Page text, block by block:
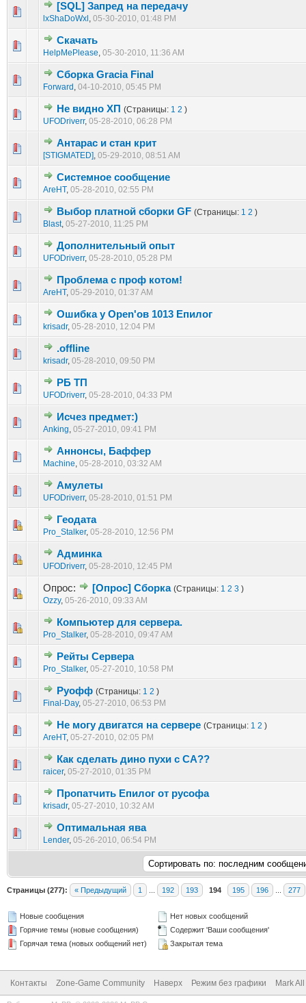
[SQL] Запред на передачу
lxShaDoWxl , 05-30-2010, 01:48 PM
1 голос(ов) - 1 из 5 в среднем
123 45
Скачать
HelpMePlease, 05-30-2010, 11:36 AM
1 голос(ов) - 1 из 5 в среднем
Сборка Gracia Final
Forward , 04-10-2010, 05:45 PM
1 голос(ов) - 1 из 5 в среднем
1 2 345
Не видно ХП (Страницы: 1 2 )
UFODriverr, 05-28-2010, 06:28 PM
1 голос(ов) - 1 из 5 в среднем
12 345
Антарас и стан крит
[STIGMATED], 05-29-2010, 08:51 AM
1 голос(ов) - 1 из 5 в среднем
12 345
Системное сообщение
AreHT, 05-28-2010, 02:55 PM
1 голос(ов) - 1 из 5 в среднем
12345
Выбор платной сборки GF (Страницы: 1 2 )
Blast, 05-27-2010, 11:25 PM
1 голос(ов) - 1 из 5 в среднем
12345
Дополнительный опыт
UFODriverr, 05-28-2010, 05:28 PM
1 голос(ов) - 1 из 5 в среднем
12345
Проблема с проф котом!
AreHT, 05-29-2010, 01:37 AM
1 голос(ов) - 1 из 5 в среднем
12345
Ошибка у Open'ов 1013 Епилог
krisadr, 05-28-2010, 12:04 PM
1 голос(ов) - 1 из 5 в среднем
12 345
.offline
krisadr, 05-28-2010, 09:50 PM
1 голос(ов) - 1 из 5 в среднем
РБ ТП
UFODriverr, 05-28-2010, 04:33 PM
1 голос(ов) - 1 из 5 в среднем
Исчез предмет:)
Anking, 05-27-2010, 09:41 PM
1 голос(ов) - 1 из 5 в среднем
123
Аннонсы, Баффер
Machine, 05-28-2010, 03:32 AM
1 голос(ов) - 1 из 5 в среднем
12345
Амулеты
UFODriverr, 05-28-2010, 01:51 PM
1 голос(ов) - 1 из 5 в среднем
Геодата
Pro_Stalker, 05-28-2010, 12:56 PM
1 голос(ов) - 1 из 5 в среднем
Админка
UFODriverr, 05-28-2010, 12:45 PM
1 голос(ов) - 1 из 5 в среднем
Опрос: [Опрос] Сборка (Страницы: 1 2 3 )
Ozzy, 05-26-2010, 09:33 AM
1 голос(ов) - 1 из 5 в среднем
12 345
Компьютер для сервера.
Pro_Stalker, 05-28-2010, 09:47 AM
1 голос(ов) - 1 из 5 в среднем
123 45
Рейты Сервера
Pro_Stalker, 05-27-2010, 10:58 PM
1 голос(ов) - 1 из 5 в среднем
123
Руофф (Страницы: 1 2 )
Final-Day, 05-27-2010, 06:53 PM
1 голос(ов) - 1 из 5 в среднем
12345
Не могу двигатся на сервере (Страницы: 1 2 )
AreHT, 05-27-2010, 02:05 PM
1 голос(ов) - 1 из 5 в среднем
1234 5
Как сделать дино пухи с СА??
raicer, 05-27-2010, 01:35 PM
1 голос(ов) - 1 из 5 в среднем
12345
Пропатчить Епилог от русофа
krisadr, 05-27-2010, 10:32 AM
1 голос(ов) - 1 из 5 в среднем
12345
Оптимальная ява
Lender, 05-26-2010, 06:54 PM
1 голос(ов) - 1 из 5 в среднем
1 2345
Страницы (277): « Предыдущий 1 192 193 194 195 196 277
Новые сообщения
Горячие темы (новые сообщения)
Горячая тема (новых ообщений нет)
Нет новых сообщений
Содержит 'Ваши сообщения'
Закрытая тема
Контакты Zone-Game Community Наверх Режим без графики Mark